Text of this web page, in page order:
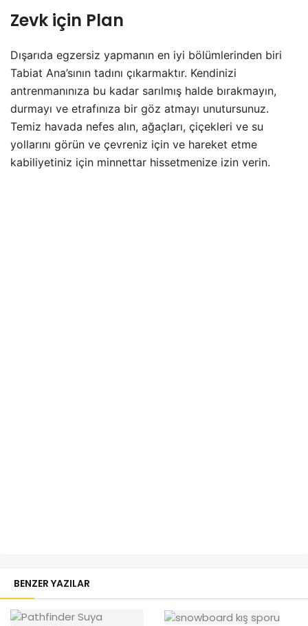
Zevk için Plan
Dışarıda egzersiz yapmanın en iyi bölümlerinden biri
Tabiat Ana’sının tadını çıkarmaktır. Kendinizi
antrenmanınıza bu kadar sarılmış halde bırakmayın,
durmayı ve etrafınıza bir göz atmayı unutursunuz.
Temiz havada nefes alın, ağaçları, çiçekleri ve su
yollarını görün ve çevreniz için ve hareket etme
kabiliyetiniz için minnettar hissetmenize izin verin.
BENZER YAZILAR